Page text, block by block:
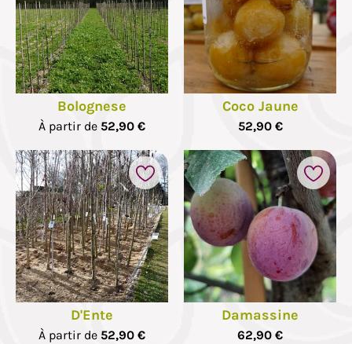
Bolognese
À partir de 52,90 €
Coco Jaune
52,90 €
D'Ente
À partir de 52,90 €
Damassine
62,90 €